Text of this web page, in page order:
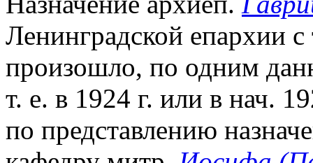
Ленинградской епархии
произошло, по одним
т. е. в 1924 г. или в нач.
по представлению